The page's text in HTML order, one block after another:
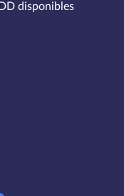
disponibles